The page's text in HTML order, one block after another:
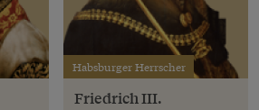
Habsburger Herrscher
Friedrich III.